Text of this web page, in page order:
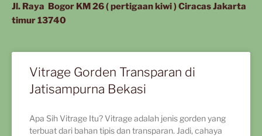
Jl. Raya Bogor KM 26 ( pertigaan kiwi ) Ciracas Jakarta
timur 13740
Vitrage Gorden Transparan di
Jatisampurna Bekasi
Apa Sih Vitrage Itu? Vitrage adalah jenis gorden yang
terbuat dari bahan tipis dan transparan. Jadi, cahaya